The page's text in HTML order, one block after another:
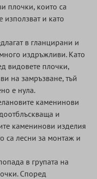
плочки, които са
използват и като
в гланцирани и
издръжливи. Като
видовете плочки,
на замръзване, тъй
е нула.
каменинови
и
каменинови изделия
са лесни за монтаж и
в групата на
Според